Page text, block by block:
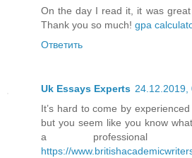
On the day I read it, it was
Thank you so much! gpa
Ответить
Uk Essays Experts 24.12.2019,
It’s hard to come by
but you seem like you know
a professional
https://